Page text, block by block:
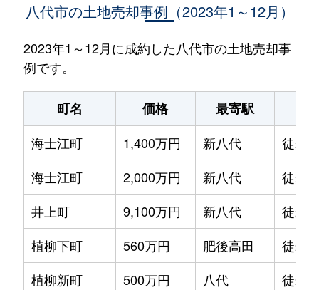
八代市の土地売却事例（2023年1～12月）
2023年1～12月に成約した八代市の土地売却事
例です。
町名 価格 最寄駅
海士江町
1,400万円 新八代
徒歩
海士江町
2,000万円 新八代
徒歩
井上町
9,100万円 新八代
徒歩5
植柳下町
560万円 肥後高田
徒歩
植柳新町
500万円 八代
徒歩